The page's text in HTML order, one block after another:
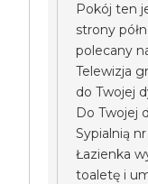
Pokój ten
strony
polecany
Telewizja
do Twojej
Do Twojej
Sypialnią nr
Łazienka
toaletę i